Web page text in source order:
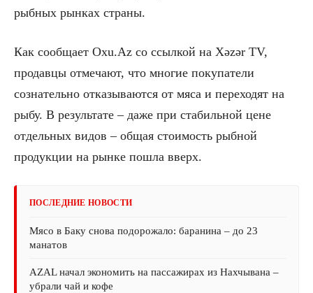
рыбных рынках страны.
Как сообщает Oxu.Az со ссылкой на Xəzər TV,
продавцы отмечают, что многие покупатели
сознательно отказываются от мяса и переходят на
рыбу. В результате – даже при стабильной цене
отдельных видов – общая стоимость рыбной
продукции на рынке пошла вверх.
ПОСЛЕДНИЕ НОВОСТИ
Мясо в Баку снова подорожало: баранина – до 23
манатов
AZAL начал экономить на пассажирах из Нахчывана –
убрали чай и кофе